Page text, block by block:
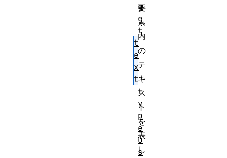
要
素
内
の
テ
キ
ス
ト
を
表
し
g
e
t
t
e
x
t
t
y
p
e
u
s